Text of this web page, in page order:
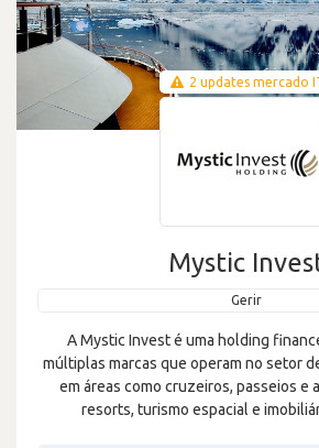
2 updates mercado
Mystic
Gerir
A Mystic Invest é uma holding
múltiplas marcas que operam no setor
em áreas como cruzeiros, passeios e
resorts, turismo espacial e